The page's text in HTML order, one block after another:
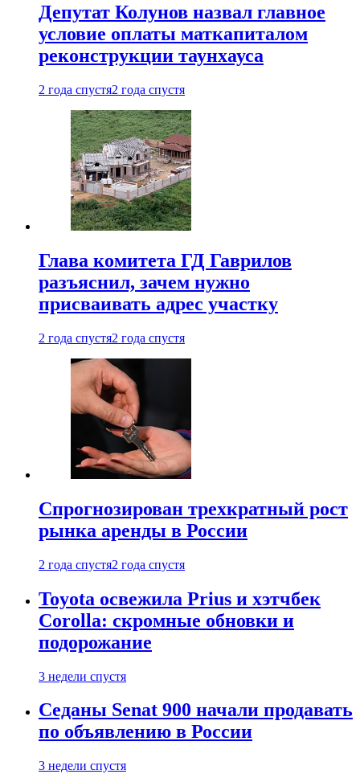
Депутат Колунов назвал главное
условие оплаты маткапиталом
реконструкции таунхауса
2 года спустя2 года спустя
Глава комитета ГД Гаврилов
разъяснил, зачем нужно
присваивать адрес участку
2 года спустя2 года спустя
Спрогнозирован трехкратный рост
рынка аренды в России
2 года спустя2 года спустя
Toyota освежила Prius и хэтчбек
Corolla: скромные обновки и
подорожание
3 недели спустя
Седаны Senat 900 начали продавать
по объявлению в России
3 недели спустя